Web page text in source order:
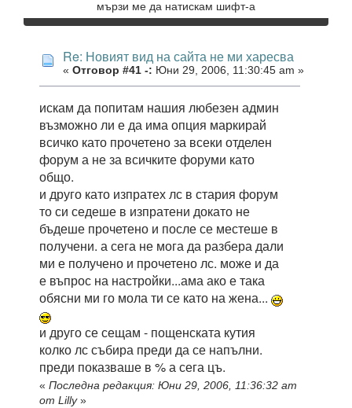
мързи ме да натискам шифт-а
Re: Новият вид на сайта не ми харесва
« Отговор #41 -: Юни 29, 2006, 11:30:45 am »
искам да попитам нашия любезен админ
възможно ли е да има опция маркирай
всичко като прочетено за всеки отделен
форум а не за всичките форуми като
общо.
и друго като изпратех лс в стария форум
то си седеше в изпратени докато не
бъдеше прочетено и после се местеше в
получени. а сега не мога да разбера дали
ми е получено и прочетено лс. може и да
е въпрос на настройки...ама ако е така
обясни ми го мола ти се като на жена...
и друго се сещам - пощенската кутия
колко лс събира преди да се напълни.
преди показваше в % а сега цъ.
« Последна редакция: Юни 29, 2006, 11:36:32 am
от Lilly»